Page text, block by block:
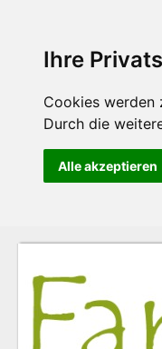
Ihre
Cookies werden
Durch die
Alle akzeptieren